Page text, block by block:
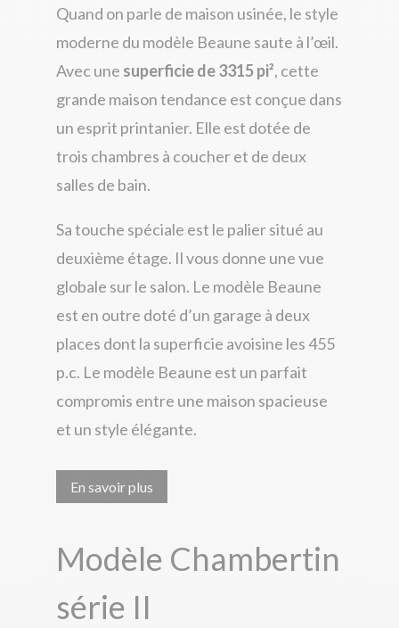
Quand on parle de maison usinée, le style
moderne du modèle Beaune saute à l’œil.
Avec une superficie de 3315 pi², cette
grande maison tendance est conçue dans
un esprit printanier. Elle est dotée de
trois chambres à coucher et de deux
salles de bain.
Sa touche spéciale est le palier situé au
deuxième étage. Il vous donne une vue
globale sur le salon. Le modèle Beaune
est en outre doté d’un garage à deux
places dont la superficie avoisine les 455
p.c. Le modèle Beaune est un parfait
compromis entre une maison spacieuse
et un style élégante.
En savoir plus
Modèle Chambertin
série II